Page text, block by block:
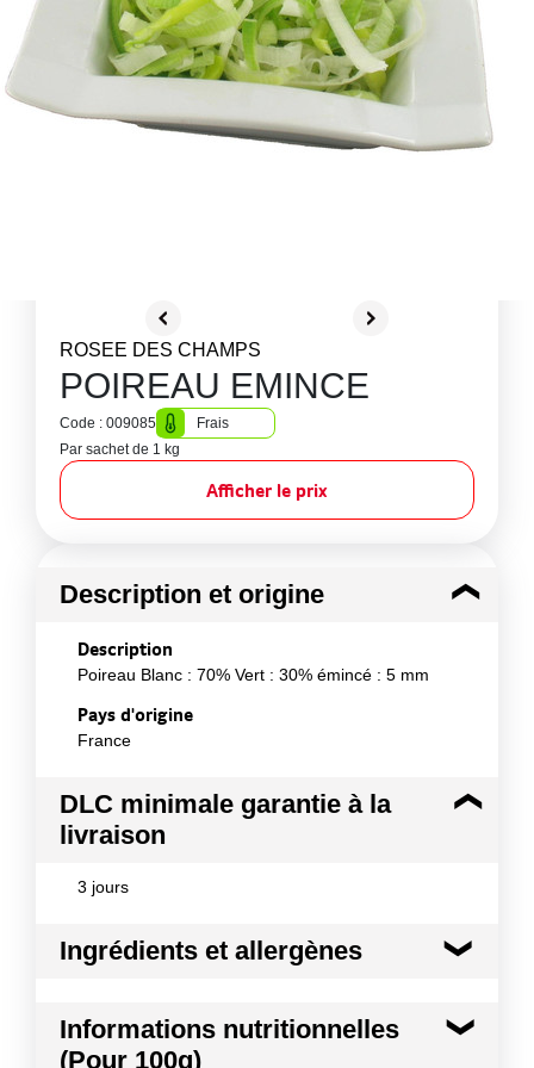
ROSEE DES CHAMPS
POIREAU EMINCE
Code : 009085
Frais
Par sachet de 1 kg
Afficher le prix
Description et origine
Description
Poireau Blanc : 70% Vert : 30% émincé : 5 mm
Pays d'origine
France
DLC minimale garantie à la
livraison
3 jours
Ingrédients et allergènes
Poireau
Informations nutritionnelles
(Pour 100g)